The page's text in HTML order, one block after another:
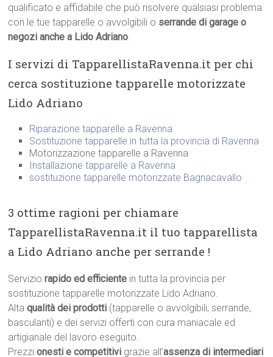
qualificato e affidabile che può risolvere qualsiasi problema
con le tue tapparelle o avvolgibili o serrande di garage o
negozi anche a Lido Adriano.
I servizi di TapparellistaRavenna.it per chi
cerca sostituzione tapparelle motorizzate
Lido Adriano
Riparazione tapparelle a Ravenna
Sostituzione tapparelle in tutta la provincia di Ravenna
Motorizzazione tapparelle a Ravenna
Installazione tapparelle a Ravenna
sostituzione tapparelle motorizzate Bagnacavallo
3 ottime ragioni per chiamare
TapparellistaRavenna.it il tuo tapparellista
a Lido Adriano anche per serrande !
Serviziorapido ed efficiente in tutta la provincia per
sostituzione tapparelle motorizzate Lido Adriano.
Altaqualità dei prodotti (tapparelle o avvolgibili, serrande,
basculanti) e dei servizi offerti con cura maniacale ed
artigianale del lavoro eseguito.
Prezzionesti e competitivi grazie all’assenza di intermediari